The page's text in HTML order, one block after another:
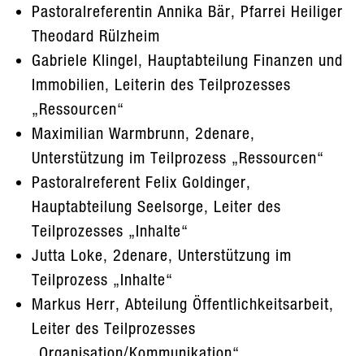
Pastoralreferentin Annika Bär, Pfarrei Heiliger
Theodard Rülzheim
Gabriele Klingel, Hauptabteilung Finanzen und
Immobilien, Leiterin des Teilprozesses
„Ressourcen“
Maximilian Warmbrunn, 2denare,
Unterstützung im Teilprozess „Ressourcen“
Pastoralreferent Felix Goldinger,
Hauptabteilung Seelsorge, Leiter des
Teilprozesses „Inhalte“
Jutta Loke, 2denare, Unterstützung im
Teilprozess „Inhalte“
Markus Herr, Abteilung Öffentlichkeitsarbeit,
Leiter des Teilprozesses
„Organisation/Kommunikation“